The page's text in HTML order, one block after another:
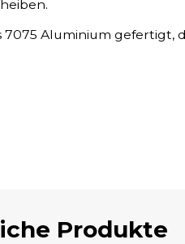
7075 Aluminium gefertigt,
Produkte